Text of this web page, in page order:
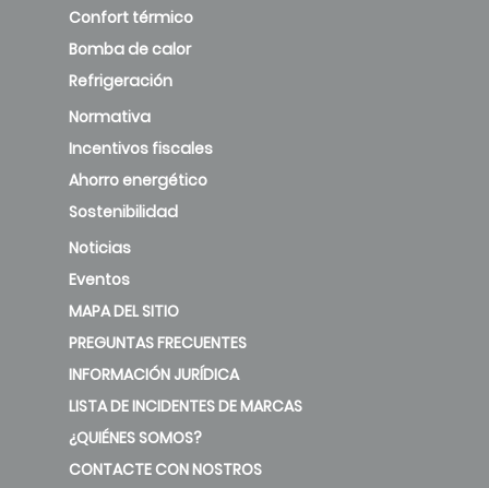
Confort térmico
Bomba de calor
Refrigeración
Normativa
Incentivos fiscales
Ahorro energético
Sostenibilidad
Noticias
Eventos
MAPA DEL SITIO
PREGUNTAS FRECUENTES
INFORMACIÓN JURÍDICA
LISTA DE INCIDENTES DE MARCAS
¿QUIÉNES SOMOS?
CONTACTE CON NOSTROS